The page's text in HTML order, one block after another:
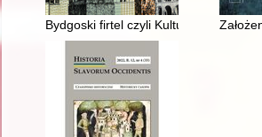
Bydgoski firtel czyli Kultura